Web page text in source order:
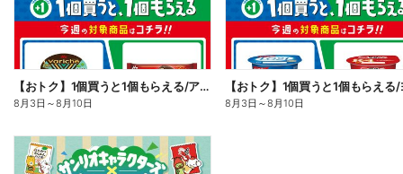
【おトク】1個買うと1個もらえる/アイス
8月3日 ～8月10日 8月3日 ～8月10日